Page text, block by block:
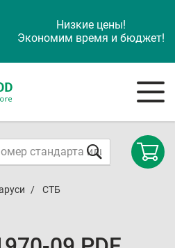
Низкие цены!
Экономим время и бюджет!
СТБ